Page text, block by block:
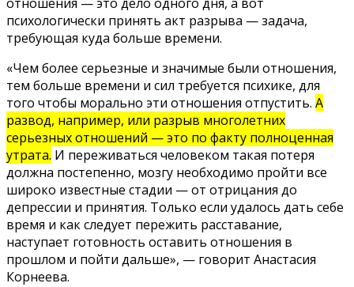
психологически принять акт разрыва — задача,
требующая куда больше времени.
«Чем более серьезные и значимые были отношения,
тем больше времени и сил требуется психике, для
того чтобы морально эти отношения отпустить. А
развод, например, или разрыв многолетних
серьезных отношений — это по факту полноценная
утрата. И переживаться человеком такая потеря
должна постепенно, мозгу необходимо пройти все
широко известные стадии — от отрицания до
депрессии и принятия. Только если удалось дать себе
время и как следует пережить расставание,
наступает готовность оставить отношения в
прошлом и пойти дальше», — говорит Анастасия
Корнеева.